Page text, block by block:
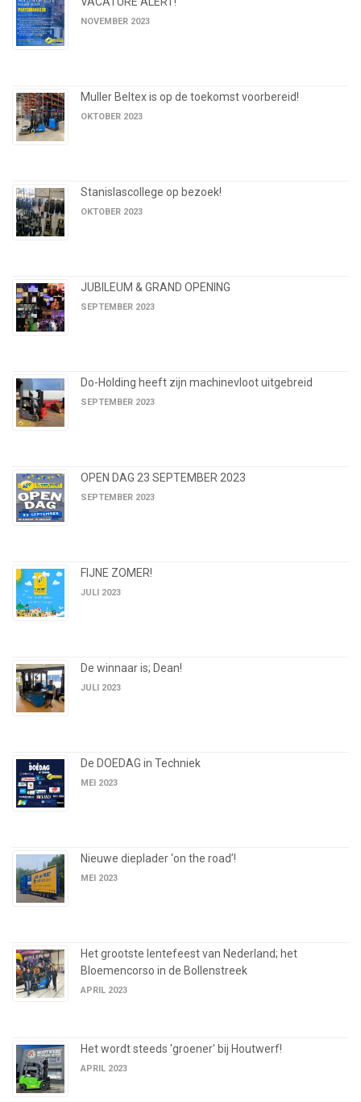
NOVEMBER 2023
Muller Beltex is op de toekomst voorbereid!
OKTOBER 2023
Stanislascollege op bezoek!
OKTOBER 2023
JUBILEUM & GRAND OPENING
SEPTEMBER 2023
Do-Holding heeft zijn machinevloot uitgebreid
SEPTEMBER 2023
OPEN DAG 23 SEPTEMBER 2023
SEPTEMBER 2023
FIJNE ZOMER!
JULI 2023
De winnaar is; Dean!
JULI 2023
De DOEDAG in Techniek
MEI 2023
Nieuwe dieplader ‘on the road’!
MEI 2023
Het grootste lentefeest van Nederland; het
Bloemencorso in de Bollenstreek
APRIL 2023
Het wordt steeds 'groener' bij Houtwerf!
APRIL 2023